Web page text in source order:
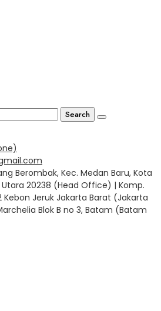
Berombak, Kec. Medan Baru, Kota
20238 (Head Office) | Komp.
2 Kebon Jeruk Jakarta Barat (Jakarta
Blok B no 3, Batam (Batam